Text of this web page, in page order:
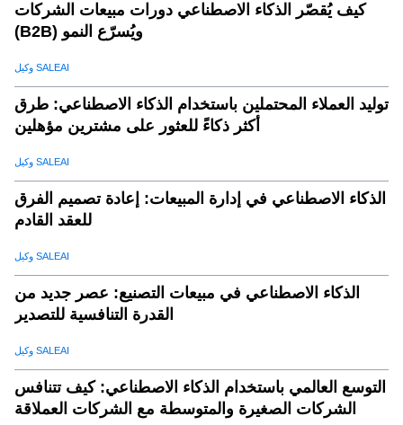
كيف يُقصّر الذكاء الاصطناعي دورات مبيعات الشركات
(B2B) ويُسرّع النمو
وكيل SALEAI
توليد العملاء المحتملين باستخدام الذكاء الاصطناعي: طرق
أكثر ذكاءً للعثور على مشترين مؤهلين
وكيل SALEAI
الذكاء الاصطناعي في إدارة المبيعات: إعادة تصميم الفرق
للعقد القادم
وكيل SALEAI
الذكاء الاصطناعي في مبيعات التصنيع: عصر جديد من
القدرة التنافسية للتصدير
وكيل SALEAI
التوسع العالمي باستخدام الذكاء الاصطناعي: كيف تتنافس
الشركات الصغيرة والمتوسطة مع الشركات العملاقة